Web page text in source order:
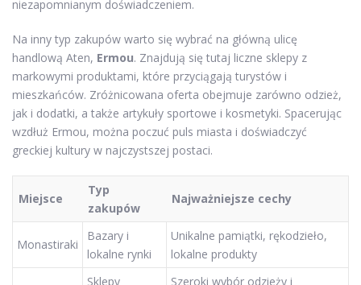
niezapomnianym doświadczeniem.
Na inny typ zakupów warto się wybrać na główną ulicę
handlową Aten, Ermou. Znajdują się tutaj liczne sklepy z
markowymi produktami, które przyciągają turystów i
mieszkańców. Zróżnicowana oferta obejmuje zarówno odzież,
jak i dodatki, a także artykuły sportowe i kosmetyki. Spacerując
wzdłuż Ermou, można poczuć puls miasta i doświadczyć
greckiej kultury w najczystszej postaci.
Miejsce
Typ
zakupów
Najważniejsze cechy
Monastiraki
Bazary i
lokalne rynki
Unikalne pamiątki, rękodzieło,
lokalne produkty
Sklepy
Szeroki wybór odzieży i